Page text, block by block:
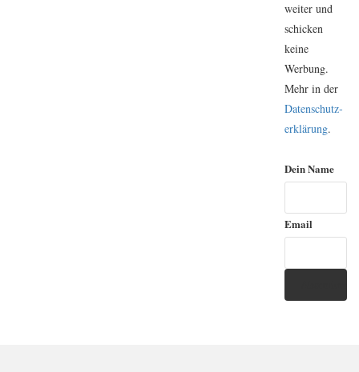
weiter und
schicken
keine
Werbung.
Mehr in der
Daten­schutz­
erklärung.
Dein Name
Email